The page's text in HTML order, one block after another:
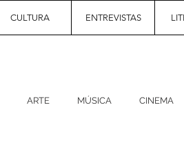
CULTURA ENTREVISTAS
ARTE MÚSICA CINEMA